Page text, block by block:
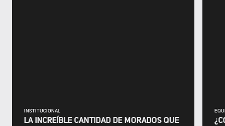
INSTITUCIONAL
LA INCREÍBLE CANTIDAD DE MORADOS QUE